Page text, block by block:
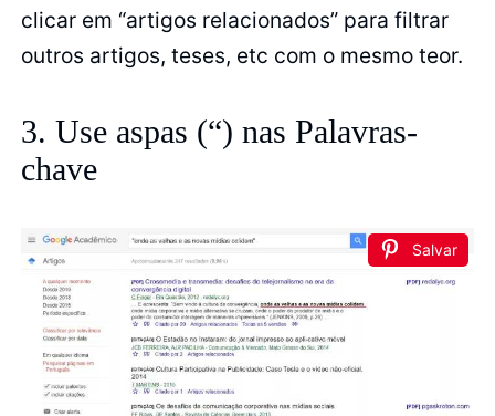
clicar em “artigos relacionados” para filtrar
outros artigos, teses, etc com o mesmo teor.
3. Use aspas (“) nas Palavras-
chave
Salvar